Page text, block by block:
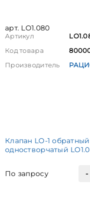
арт. LO1.080
Артикул
Код товара
Производитель
Клапан LO-1
одностворчатый
По запросу